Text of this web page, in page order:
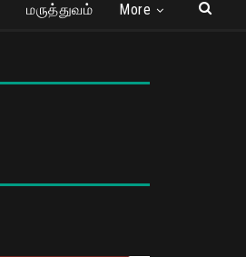
மருத்துவம் More